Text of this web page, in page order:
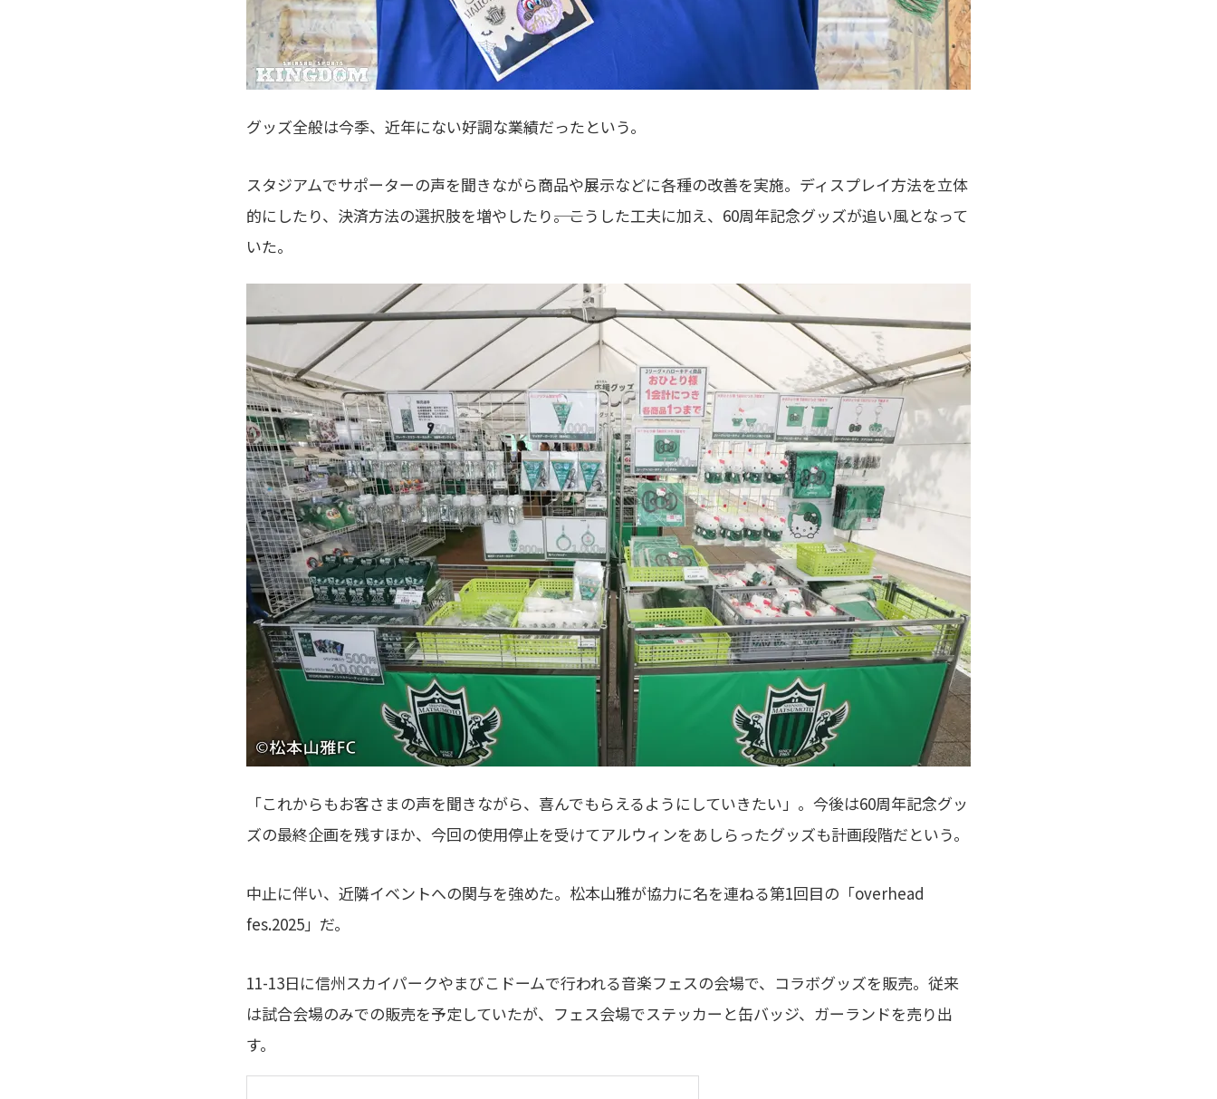
グッズ全般は今季、近年にない好調な業績だったという。
スタジアムでサポーターの声を聞きながら商品や展示などに各種の改善を実施。ディスプレイ方法を立体
的にしたり、決済方法の選択肢を増やしたり――。こうした工夫に加え、60周年記念グッズが追い風となって
いた。
「これからもお客さまの声を聞きながら、喜んでもらえるようにしていきたい」。今後は60周年記念グッ
ズの最終企画を残すほか、今回の使用停止を受けてアルウィンをあしらったグッズも計画段階だという。
中止に伴い、近隣イベントへの関与を強めた。松本山雅が協力に名を連ねる第1回目の「overhead
fes.2025」だ。
11-13日に信州スカイパークやまびこドームで行われる音楽フェスの会場で、コラボグッズを販売。従来
は試合会場のみでの販売を予定していたが、フェス会場でステッカーと缶バッジ、ガーランドを売り出
す。